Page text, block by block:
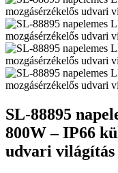
SL-88895
800W – IP66
udvari